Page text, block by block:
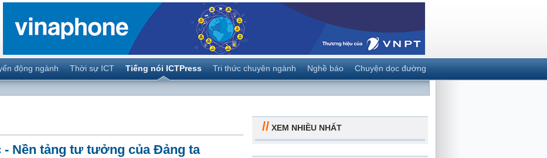
động ngành Thời sự ICT Tiếng nói ICTPress Tri thức chuyên ngành Nghề báo Chuyện dọc đường
- Nền tảng tư tưởng của Đảng ta
// XEM NHIỀU NHẤT